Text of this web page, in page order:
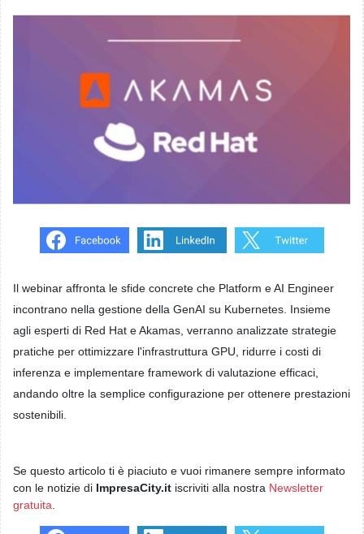
Il webinar affronta le sfide concrete che Platform e AI Engineer
incontrano nella gestione della GenAI su Kubernetes. Insieme
agli esperti di Red Hat e Akamas, verranno analizzate strategie
pratiche per ottimizzare l'infrastruttura GPU, ridurre i costi di
inferenza e implementare framework di valutazione efficaci,
andando oltre la semplice configurazione per ottenere prestazioni
sostenibili.
Se questo articolo ti è piaciuto e vuoi rimanere sempre informato
con le notizie di ImpresaCity.it iscriviti alla nostra Newsletter
gratuita